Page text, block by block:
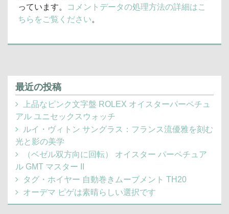
っています。
コメントデータの処理方法の詳細はこ
ちらをご覧ください。
最近の投稿
上品なピンク文字盤 ROLEX オイスターパーペチュ
アル ユニセックスウォッチ
ルイ・ヴィトン サングラス：フランス流優雅を刻む
光と影の美学
（ベゼル双方向に回転） オイスター パーペチュア
ル GMT マスター II
タグ・ホイヤー 自動巻きムーブメント TH20
オーデマ ピゲは素晴らしい選択です